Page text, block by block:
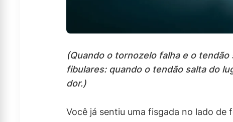
(Quando o tornozelo falha e o
fibulares: quando o tendão salta do
dor.)
Você já sentiu uma fisgada no lado